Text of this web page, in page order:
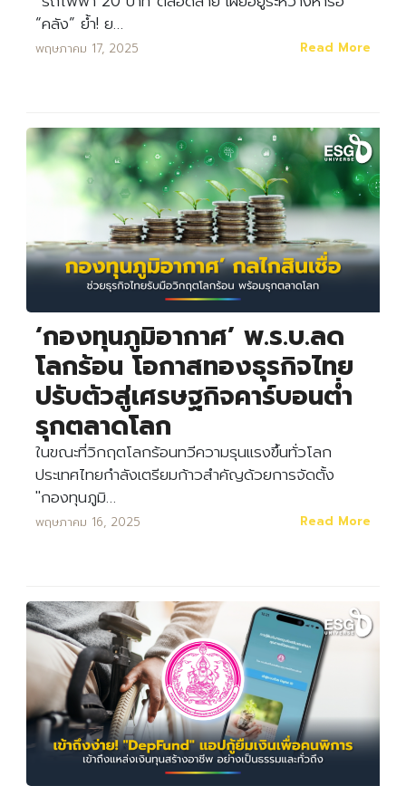
“คลัง” ย้ำ! ย…
พฤษภาคม 17, 2025 Read More
‘กองทุนภูมิอากาศ’ พ.ร.บ.ลด
โลกร้อน โอกาสทองธุรกิจไทย
ปรับตัวสู่เศรษฐกิจคาร์บอนต่ำ
รุกตลาดโลก
ในขณะที่วิกฤตโลกร้อนทวีความรุนแรงขึ้นทั่วโลก
ประเทศไทยกำลังเตรียมก้าวสำคัญด้วยการจัดตั้ง
"กองทุนภูมิ…
พฤษภาคม 16, 2025 Read More